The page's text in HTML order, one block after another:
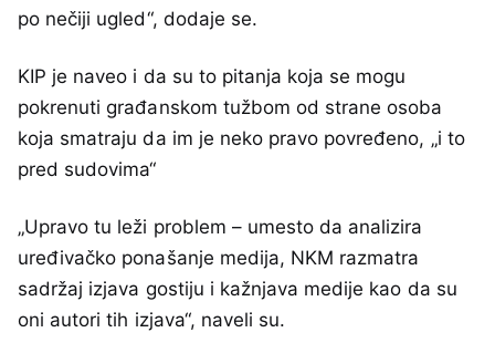
po nečiji ugled“, dodaje se.
KIP je naveo i da su to pitanja koja se mogu
pokrenuti građanskom tužbom od strane osoba
koja smatraju da im je neko pravo povređeno, „i to
pred sudovima“
„Upravo tu leži problem – umesto da analizira
uređivačko ponašanje medija, NKM razmatra
sadržaj izjava gostiju i kažnjava medije kao da su
oni autori tih izjava“, naveli su.